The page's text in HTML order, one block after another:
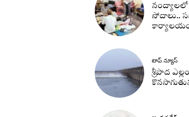
నంద్యాలలో
సోదాలు..
టాప్ న్యూస్
శ్రీపాద